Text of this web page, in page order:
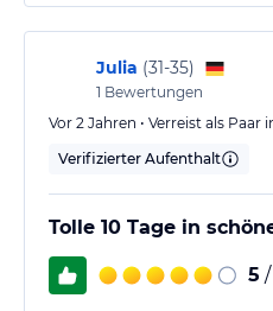
Julia (31-35)
1 Bewertungen
Vor 2 Jahren • Verreist als Paar
Verifizierter Aufenthalt
Tolle 10 Tage in
5